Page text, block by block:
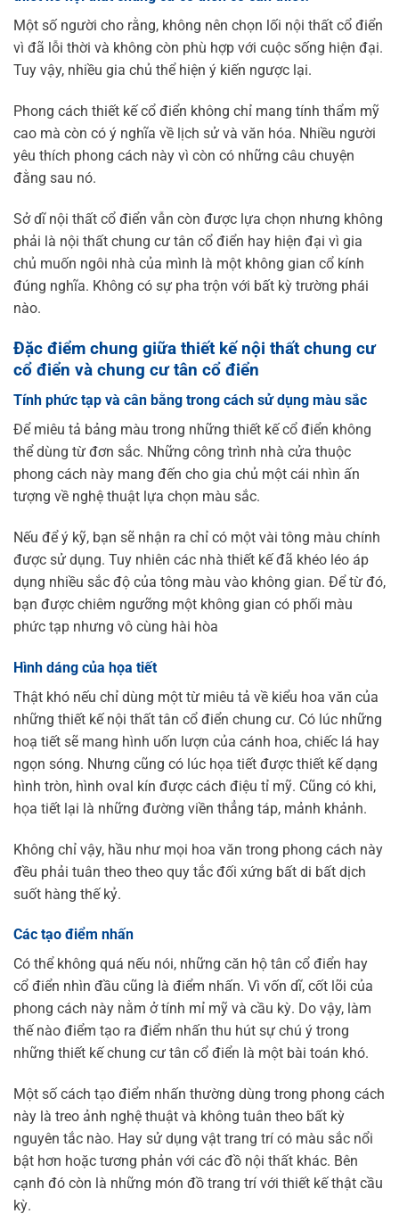
Một số người cho rằng, không nên chọn lối nội thất cổ điển
vì đã lỗi thời và không còn phù hợp với cuộc sống hiện đại.
Tuy vậy, nhiều gia chủ thể hiện ý kiến ngược lại.
Phong cách thiết kế cổ điển không chỉ mang tính thẩm mỹ
cao mà còn có ý nghĩa về lịch sử và văn hóa. Nhiều người
yêu thích phong cách này vì còn có những câu chuyện
đằng sau nó.
Sở dĩ nội thất cổ điển vẫn còn được lựa chọn nhưng không
phải là nội thất chung cư tân cổ điển hay hiện đại vì gia
chủ muốn ngôi nhà của mình là một không gian cổ kính
đúng nghĩa. Không có sự pha trộn với bất kỳ trường phái
nào.
Đặc điểm chung giữa thiết kế nội thất chung cư
cổ điển và chung cư tân cổ điển
Tính phức tạp và cân bằng trong cách sử dụng màu sắc
Để miêu tả bảng màu trong những thiết kế cổ điển không
thể dùng từ đơn sắc. Những công trình nhà cửa thuộc
phong cách này mang đến cho gia chủ một cái nhìn ấn
tượng về nghệ thuật lựa chọn màu sắc.
Nếu để ý kỹ, bạn sẽ nhận ra chỉ có một vài tông màu chính
được sử dụng. Tuy nhiên các nhà thiết kế đã khéo léo áp
dụng nhiều sắc độ của tông màu vào không gian. Để từ đó,
bạn được chiêm ngưỡng một không gian có phối màu
phức tạp nhưng vô cùng hài hòa
Hình dáng của họa tiết
Thật khó nếu chỉ dùng một từ miêu tả về kiểu hoa văn của
những thiết kế nội thất tân cổ điển chung cư. Có lúc những
hoạ tiết sẽ mang hình uốn lượn của cánh hoa, chiếc lá hay
ngọn sóng. Nhưng cũng có lúc họa tiết được thiết kế dạng
hình tròn, hình oval kín được cách điệu tỉ mỹ. Cũng có khi,
họa tiết lại là những đường viền thẳng táp, mảnh khảnh.
Không chỉ vậy, hầu như mọi hoa văn trong phong cách này
đều phải tuân theo theo quy tắc đối xứng bất di bất dịch
suốt hàng thế kỷ.
Các tạo điểm nhấn
Có thể không quá nếu nói, những căn hộ tân cổ điển hay
cổ điển nhìn đầu cũng là điểm nhấn. Vì vốn dĩ, cốt lõi của
phong cách này nằm ở tính mỉ mỹ và cầu kỳ. Do vậy, làm
thế nào điểm tạo ra điểm nhấn thu hút sự chú ý trong
những thiết kế chung cư tân cổ điển là một bài toán khó.
Một số cách tạo điểm nhấn thường dùng trong phong cách
này là treo ảnh nghệ thuật và không tuân theo bất kỳ
nguyên tắc nào. Hay sử dụng vật trang trí có màu sắc nổi
bật hơn hoặc tương phản với các đồ nội thất khác. Bên
cạnh đó còn là những món đồ trang trí với thiết kế thật cầu
kỳ.